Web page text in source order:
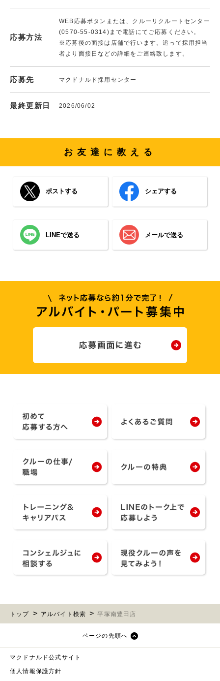
応募方法
WEB応募ボタンまたは、クルーリクルートセンター
(0570-55-0314)まで電話にてご応募ください。
※応募後の面接は店舗で行います。追って採用担当
者より面接日などの詳細をご連絡致します。
応募先 マクドナルド採用センター
最終更新日 2026/06/02
お友達に教える
ポストする シェアする
LINEで送る メールで送る
トップ アルバイト検索 平塚南豊田店
ページの先頭へ
マクドナルド公式サイト
個人情報保護方針